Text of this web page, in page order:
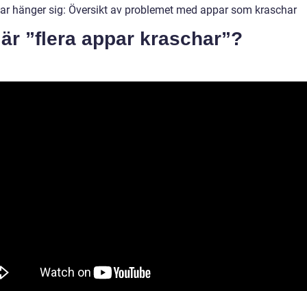
hänger sig: Översikt av problemet med appar som kraschar
”flera appar kraschar”?